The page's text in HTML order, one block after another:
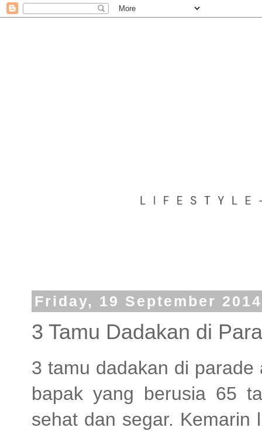
Friday, 19 September 2014
3 Tamu Dadakan di
3 tamu dadakan di parade
bapak yang berusia 65
sehat dan segar.